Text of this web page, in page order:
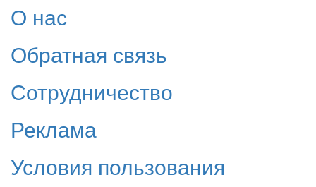
О нас
Обратная связь
Сотрудничество
Реклама
Условия пользования